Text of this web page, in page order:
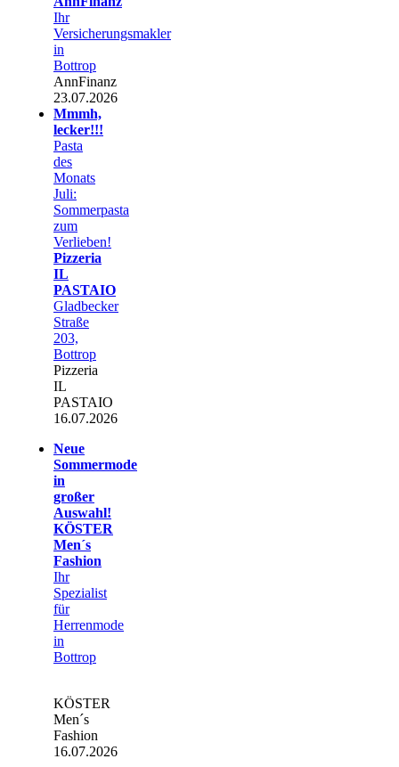
Ihr
Versicherungsmakler
in
Bottrop
AnnFinanz
23.07.2026
Mmmh,
lecker!!!
Pasta
des
Monats
Juli:
Sommerpasta
zum
Verlieben!
Pizzeria
IL
PASTAIO
Gladbecker
Straße
203,
Bottrop
Pizzeria
IL
PASTAIO
16.07.2026
Neue
Sommermode
in
großer
Auswahl!
KÖSTER
Men´s
Fashion
Ihr
Spezialist
für
Herrenmode
in
Bottrop
KÖSTER
Men´s
Fashion
16.07.2026